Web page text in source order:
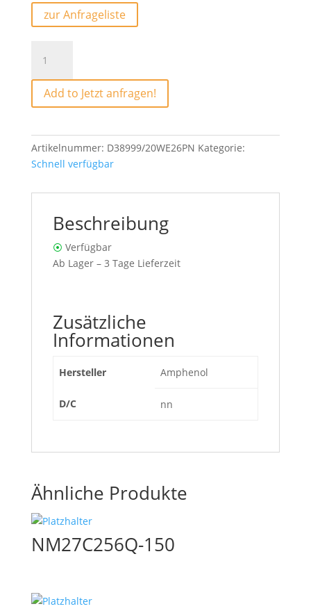
zur Anfrageliste
Menge
Add to Jetzt anfragen!
Artikelnummer: D38999/20WE26PN Kategorie:
Schnell verfügbar
Beschreibung
⦿ Verfügbar
Ab Lager – 3 Tage Lieferzeit
Zusätzliche
Informationen
Hersteller Amphenol
D/C nn
Ähnliche Produkte
NM27C256Q-150